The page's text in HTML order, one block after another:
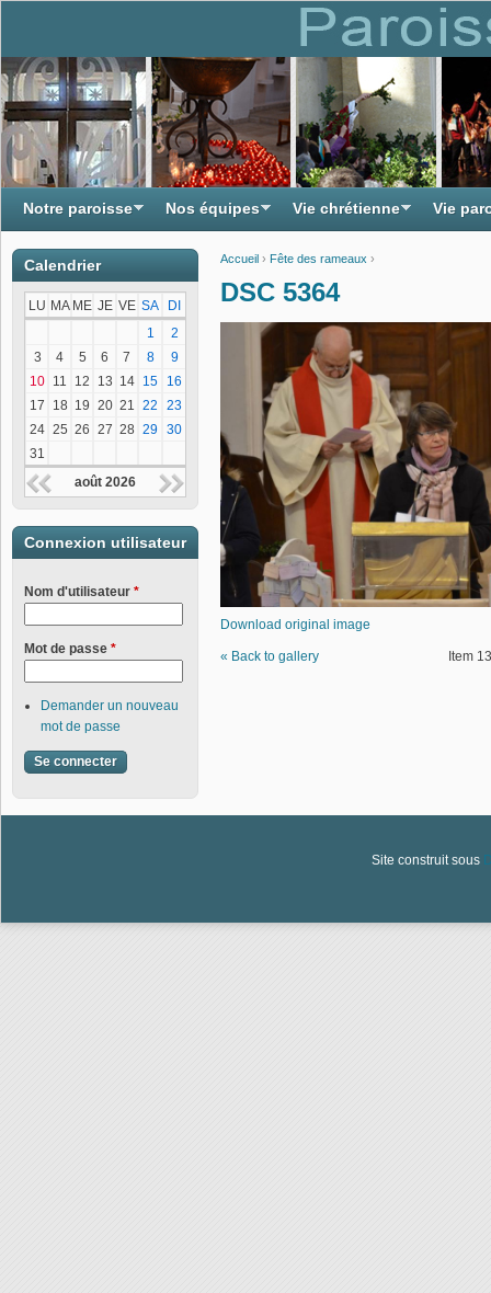
Accueil › Fête des rameaux ›
DSC 5364
Download original image
« Back to gallery Item
Notre paroisse Nos équipes Vie chrétienne Vie
Calendrier
LU MA ME JE VE SA
DI
1
2
3
4 5 6 7 8
9
10 11 12 13 14 15
16
17
18 19 20 21 22
23
24 25 26 27 28 29 30
31
août 2026
Connexion utilisateur
Nom d'utilisateur *
Mot de passe *
Demander un nouveau
mot de passe
Site construit sous